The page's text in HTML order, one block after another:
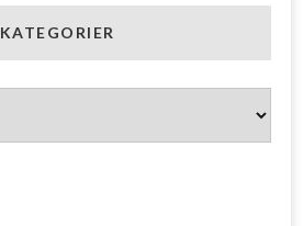
KATEGORIER